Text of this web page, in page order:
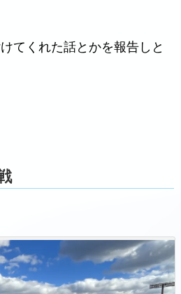
てくれた話とかを報告しと